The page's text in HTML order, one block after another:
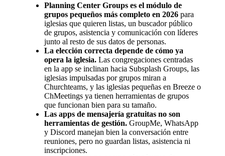
Planning Center Groups es el módulo de
grupos pequeños más completo en 2026 para
iglesias que quieren listas, un buscador público
de grupos, asistencia y comunicación con líderes
junto al resto de sus datos de personas.
La elección correcta depende de cómo ya
opera la iglesia. Las congregaciones centradas
en la app se inclinan hacia Subsplash Groups, las
iglesias impulsadas por grupos miran a
Churchteams, y las iglesias pequeñas en Breeze o
ChMeetings ya tienen herramientas de grupos
que funcionan bien para su tamaño.
Las apps de mensajería gratuitas no son
herramientas de gestión. GroupMe, WhatsApp
y Discord manejan bien la conversación entre
reuniones, pero no guardan listas, asistencia ni
inscripciones.